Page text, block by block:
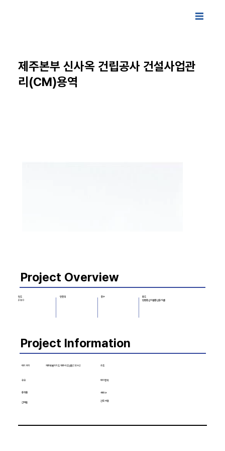
제주본부 신사옥 건립공사 건설사업관
리(CM)용역
Project Overview
연도
2020
연면적 층수
용도
방통통신시설(통신용시설)
Project Information
대지 위치 제주특별자치도 제주시 도남동 384-2 구조
규모 대지면적
용적률 세대 수
건폐율
건축 비용